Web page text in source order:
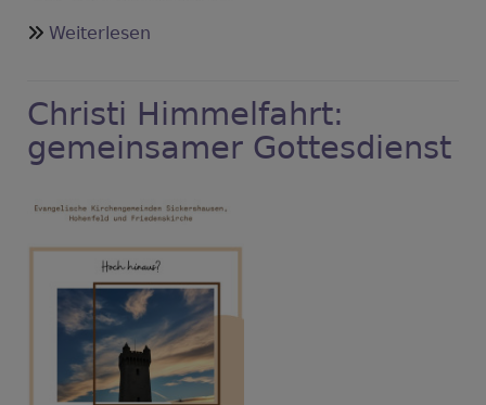
Weiterlesen
Christi Himmelfahrt:
gemeinsamer Gottesdienst